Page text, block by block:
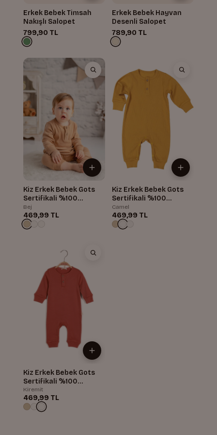
Erkek Bebek Timsah
Nakışlı Salopet
799,90 TL
Erkek Bebek Hayvan
Desenli Salopet
789,90 TL
Kiz Erkek Bebek Gots
Sertifikali %100
Organik Pamuk Yakasi
Dügmeli Tulum
Bej
469,99 TL
Kiz Erkek Bebek Gots
Sertifikali %100
Organik Pamuk Yakasi
Dügmeli Tulum
Camel
469,99 TL
Kiz Erkek Bebek Gots
Sertifikali %100
Organik Pamuk Yakasi
Dügmeli Tulum
Kiremit
469,99 TL